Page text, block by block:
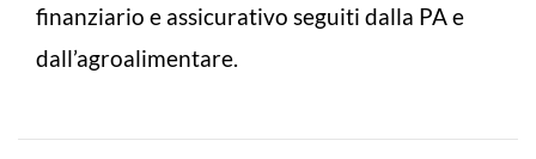
finanziario e assicurativo seguiti dalla PA e
dall’agroalimentare.